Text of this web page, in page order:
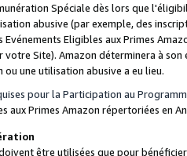
Spéciale dès lors que
abusive (par exemple, des
Eligibles aux Primes
votre Site). Amazon déterminera à
une utilisation abusive a eu lieu.
pour la Participation au
aux Primes Amazon répertoriées en
être utilisées que pour